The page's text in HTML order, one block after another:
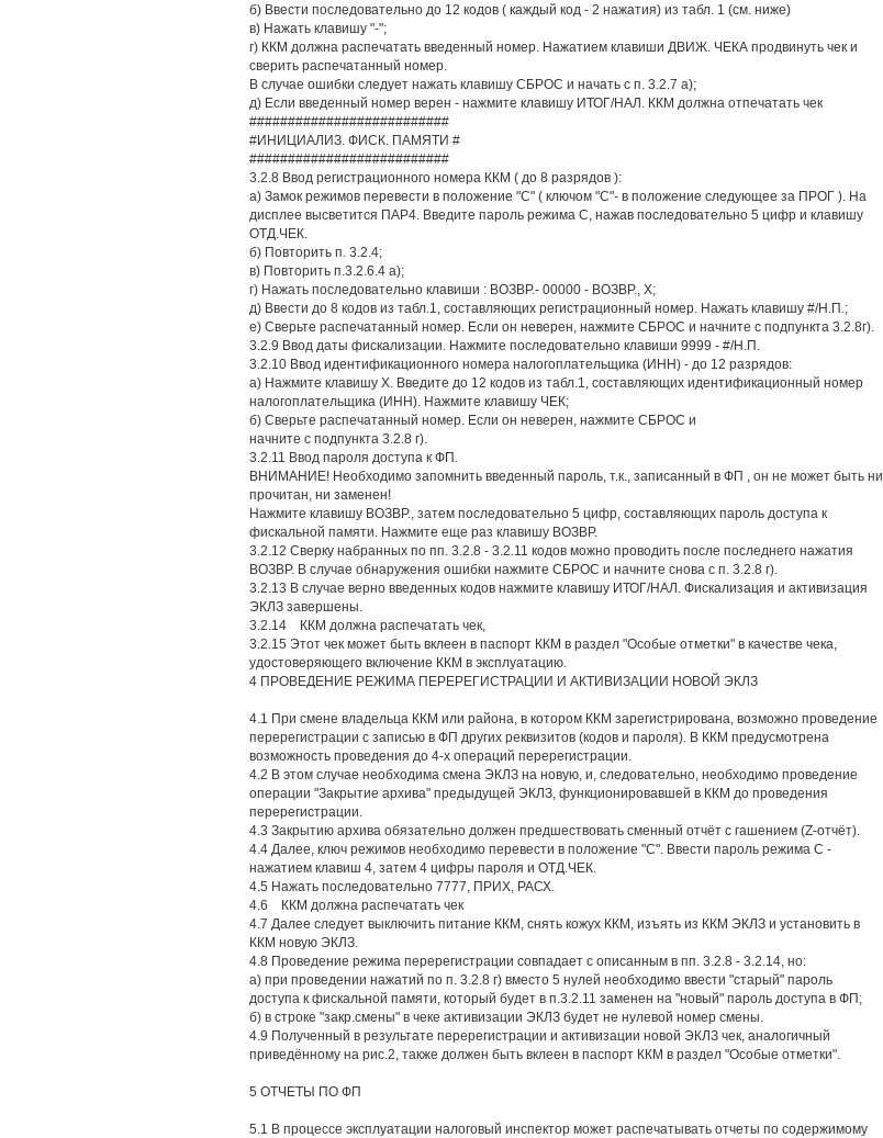
б) Ввести последовательно до 12 кодов ( каждый код - 2 нажатия) из табл. 1 (см. ниже)
в) Нажать клавишу "-";
г) ККМ должна распечатать введенный номер. Нажатием клавиши ДВИЖ. ЧЕКА продвинуть чек и
сверить распечатанный номер.
В случае ошибки следует нажать клавишу СБРОС и начать с п. 3.2.7 а);
д) Если введенный номер верен - нажмите клавишу ИТОГ/НАЛ. ККМ должна отпечатать чек
##########################
#ИНИЦИАЛИЗ. ФИСК. ПАМЯТИ #
##########################
3.2.8 Ввод регистрационного номера ККМ ( до 8 разрядов ):
а) Замок режимов перевести в положение "С" ( ключом "С"- в положение следующее за ПРОГ ). На
дисплее высветится ПАР4. Введите пароль режима С, нажав последовательно 5 цифр и клавишу
ОТД.ЧЕК.
б) Повторить п. 3.2.4;
в) Повторить п.3.2.6.4 a);
г) Нажать последовательно клавиши : ВОЗВР.- 00000 - ВОЗВР., Х;
д) Ввести до 8 кодов из табл.1, составляющих регистрационный номер. Нажать клавишу #/Н.П.;
е) Сверьте распечатанный номер. Если он неверен, нажмите СБРОС и начните с подпункта 3.2.8г).
3.2.9 Ввод даты фискализации. Нажмите последовательно клавиши 9999 - #/Н.П.
3.2.10 Ввод идентификационного номера налогоплательщика (ИНН) - до 12 разрядов:
а) Нажмите клавишу Х. Введите до 12 кодов из табл.1, составляющих идентификационный номер
налогоплательщика (ИНН). Нажмите клавишу ЧЕК;
б) Сверьте распечатанный номер. Если он неверен, нажмите СБРОС и
начните с подпункта 3.2.8 г).
3.2.11 Ввод пароля доступа к ФП.
ВНИМАНИЕ! Необходимо запомнить введенный пароль, т.к., записанный в ФП , он не может быть ни
прочитан, ни заменен!
Нажмите клавишу ВОЗВР., затем последовательно 5 цифр, составляющих пароль доступа к
фискальной памяти. Нажмите еще раз клавишу ВОЗВР.
3.2.12 Сверку набранных по пп. 3.2.8 - 3.2.11 кодов можно проводить после последнего нажатия
ВОЗВР. В случае обнаружения ошибки нажмите СБРОС и начните снова с п. 3.2.8 г).
3.2.13 В случае верно введенных кодов нажмите клавишу ИТОГ/НАЛ. Фискализация и активизация
ЭКЛЗ завершены.
3.2.14 ККМ должна распечатать чек,
3.2.15 Этот чек может быть вклеен в паспорт ККМ в раздел "Особые отметки" в качестве чека,
удостоверяющего включение ККМ в эксплуатацию.
4 ПРОВЕДЕНИЕ РЕЖИМА ПЕРЕРЕГИСТРАЦИИ И АКТИВИЗАЦИИ НОВОЙ ЭКЛЗ
4.1 При смене владельца ККМ или района, в котором ККМ зарегистрирована, возможно проведение
перерегистрации с записью в ФП других реквизитов (кодов и пароля). В ККМ предусмотрена
возможность проведения до 4-х операций перерегистрации.
4.2 В этом случае необходима смена ЭКЛЗ на новую, и, следовательно, необходимо проведение
операции "Закрытие архива" предыдущей ЭКЛЗ, функционировавшей в ККМ до проведения
перерегистрации.
4.3 Закрытию архива обязательно должен предшествовать сменный отчёт с гашением (Z-отчёт).
4.4 Далее, ключ режимов необходимо перевести в положение "С". Ввести пароль режима С -
нажатием клавиш 4, затем 4 цифры пароля и ОТД.ЧЕК.
4.5 Нажать последовательно 7777, ПРИХ, РАСХ.
4.6 ККМ должна распечатать чек
4.7 Далее следует выключить питание ККМ, снять кожух ККМ, изъять из ККМ ЭКЛЗ и установить в
ККМ новую ЭКЛЗ.
4.8 Проведение режима перерегистрации совпадает с описанным в пп. 3.2.8 - 3.2.14, но:
а) при проведении нажатий по п. 3.2.8 г) вместо 5 нулей необходимо ввести "старый" пароль
доступа к фискальной памяти, который будет в п.3.2.11 заменен на "новый" пароль доступа в ФП;
б) в строке "закр.смены" в чеке активизации ЭКЛЗ будет не нулевой номер смены.
4.9 Полученный в результате перерегистрации и активизации новой ЭКЛЗ чек, аналогичный
приведённому на рис.2, также должен быть вклеен в паспорт ККМ в раздел "Особые отметки".
5 ОТЧЕТЫ ПО ФП
5.1 В процессе эксплуатации налоговый инспектор может распечатывать отчеты по содержимому